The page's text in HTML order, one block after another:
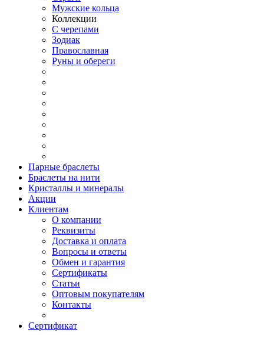
Мужские кольца
Коллекции
С черепами
Зодиак
Православная
Руны и обереги
Парные браслеты
Браслеты на нити
Кристаллы и минералы
Акции
Клиентам
О компании
Реквизиты
Доставка и оплата
Вопросы и ответы
Обмен и гарантия
Сертификаты
Статьи
Оптовым покупателям
Контакты
Сертификат